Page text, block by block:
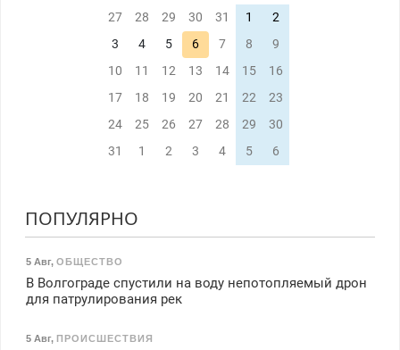
27 28 29 30 31 1
2
3
4 5 6 7 8
9
10
11 12 13 14 15
16
17
18 19 20 21 22
23
24
25 26 27 28 29
30
31
1 2 3 4 5 6
ПОПУЛЯРНО
5 Авг, ОБЩЕСТВО
В Волгограде спустили на воду непотопляемый дрон
для патрулирования рек
5 Авг, ПРОИСШЕСТВИЯ